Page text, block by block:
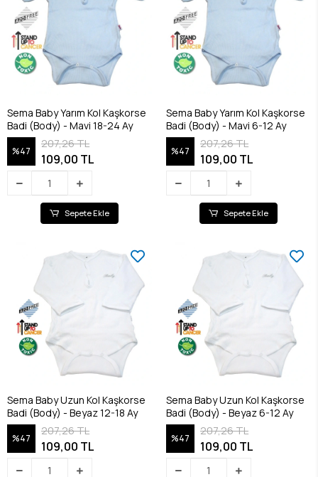
Sema Baby Yarım Kol Kaşkorse
Badi (Body) - Mavi 18-24 Ay
%47
207,26 TL
109,00 TL
Sepete Ekle
Sema Baby Yarım Kol Kaşkorse
Badi (Body) - Mavi 6-12 Ay
%47
207,26 TL
109,00 TL
Sepete Ekle
Sema Baby Uzun Kol Kaşkorse
Badi (Body) - Beyaz 12-18 Ay
%47
207,26 TL
109,00 TL
Sema Baby Uzun Kol Kaşkorse
Badi (Body) - Beyaz 6-12 Ay
%47
207,26 TL
109,00 TL